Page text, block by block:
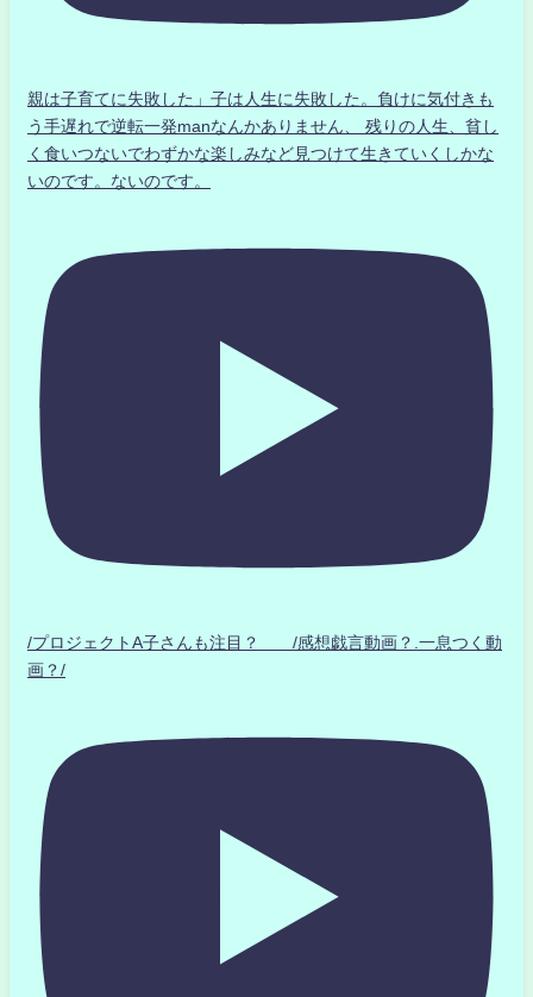
親は子育てに失敗した」子は人生に失敗した。負けに気付きも
う手遅れで逆転一発manなんかありません、 残りの人生、貧し
く食いつないでわずかな楽しみなど見つけて生きていくしかな
いのです。ないのです。
/プロジェクトA子さんも注目？ /感想戯言動画？.一息つく動
画？/